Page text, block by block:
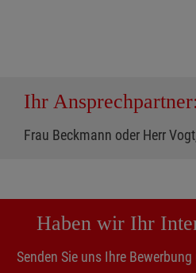
Ihr Ansprechpartner:
Frau Beckmann oder Herr
Haben wir Ihr
Senden Sie uns Ihre